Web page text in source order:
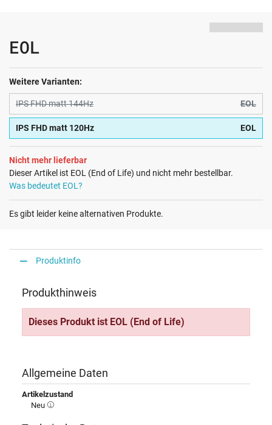
EOL
Weitere Varianten:
IPS FHD matt 144Hz EOL
IPS FHD matt 120Hz EOL
Nicht mehr lieferbar
Dieser Artikel ist EOL (End of Life) und nicht mehr bestellbar.
Was bedeutet EOL?
Es gibt leider keine alternativen Produkte.
Produktinfo
Produkthinweis
Dieses Produkt ist EOL (End of Life)
Allgemeine Daten
Artikelzustand
Neu